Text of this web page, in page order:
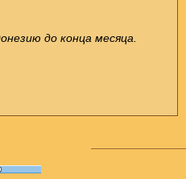
до конца месяца.